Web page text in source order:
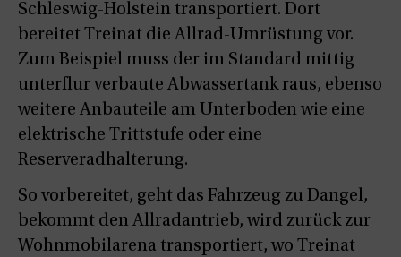
Schleswig-Holstein transportiert. Dort
bereitet Treinat die Allrad-Umrüstung vor.
Zum Beispiel muss der im Standard mittig
unterflur verbaute Abwassertank raus, ebenso
weitere Anbauteile am Unterboden wie eine
elektrische Trittstufe oder eine
Reserveradhalterung.
So vorbereitet, geht das Fahrzeug zu Dangel,
bekommt den Allradantrieb, wird zurück zur
Wohnmobilarena transportiert, wo Treinat